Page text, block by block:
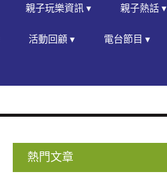
親子玩樂資訊 ▾ 親子熱話 ▾
活動回顧 ▾ 電台節目 ▾
熱門文章